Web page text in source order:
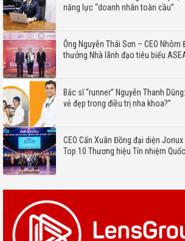
năng lực “doanh nhân toàn cầu”
Ông Nguyễn Thái Sơn – CEO
thưởng Nhà lãnh đạo tiêu biểu
Bác sĩ “runner” Nguyễn Thanh
vẻ đẹp trong điều trị nha khoa?”
CEO Cấn Xuân Đồng đại diện
Top 10 Thương hiệu Tín nhiệm